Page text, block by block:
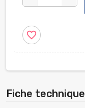
favorite_border
Fiche technique